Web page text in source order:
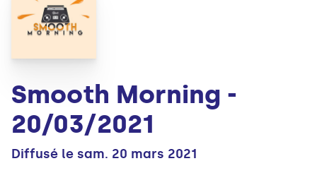
Smooth Morning -
20/03/2021
Diffusé le sam. 20 mars 2021